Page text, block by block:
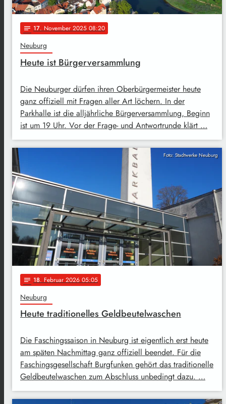
notes 17. November 2025 08:20
Neuburg
Heute ist Bürgerversammlung
Die Neuburger dürfen ihren Oberbürgermeister heute
ganz offiziell mit Fragen aller Art löchern. In der
Parkhalle ist die alljährliche Bürgerversammlung, Beginn
ist um 19 Uhr. Vor der Frage- und Antwortrunde klärt …
Foto: Stadtwerke Neuburg
notes 18. Februar 2026 05:05
Neuburg
Heute traditionelles Geldbeutelwaschen
Die Faschingssaison in Neuburg ist eigentlich erst heute
am späten Nachmittag ganz offiziell beendet. Für die
Faschingsgesellschaft Burgfunken gehört das traditionelle
Geldbeutelwaschen zum Abschluss unbedingt dazu. …